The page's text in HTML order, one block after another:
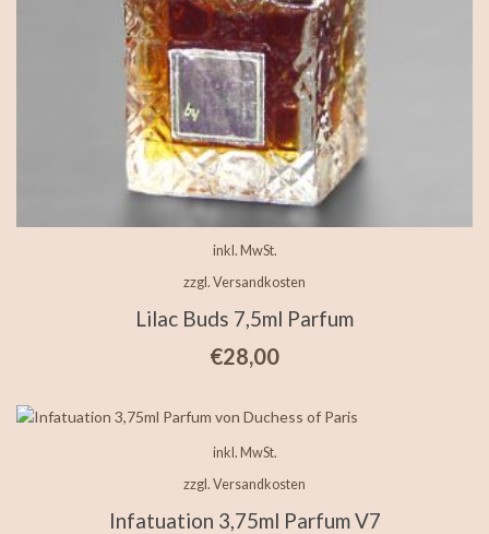
inkl. MwSt.
zzgl. Versandkosten
Lilac Buds 7,5ml Parfum
€28,00
inkl. MwSt.
zzgl. Versandkosten
Infatuation 3,75ml Parfum V7